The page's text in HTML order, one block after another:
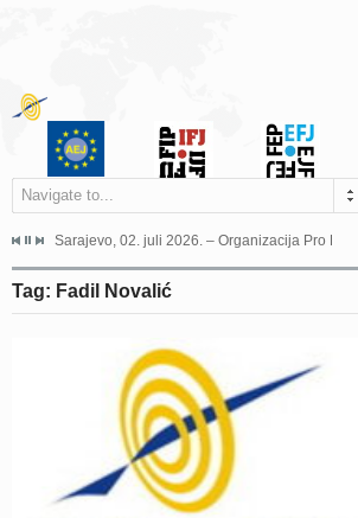
Navigate to...
Grada Sarajeva povodom Dana Sarajeva
Sarajevo, 02. juli 2026. – Organizacija Pro
Tag: Fadil Novalić